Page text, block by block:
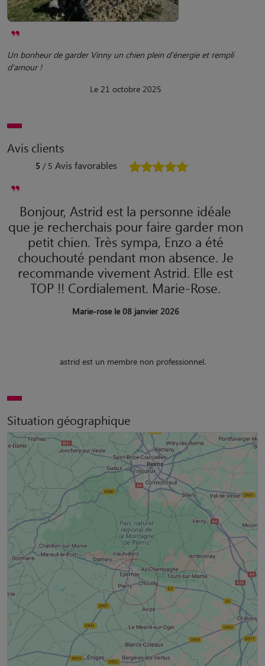
Un bonheur de garder Vinny un chien plein d'énergie et rempli
d'amour !
Le 21 octobre 2025
Avis clients
5 / 5 Avis favorables
Bonjour, Astrid est la personne idéale
que je recherchais pour faire garder mon
petit chien. Très sympa, Enzo a été
chouchouté pendant mon absence. Je
recommande vivement Astrid. Elle est
TOP !! Cordialement. Marie-Rose.
Marie-rose le 08 janvier 2026
astrid est un membre non professionnel.
Situation géographique